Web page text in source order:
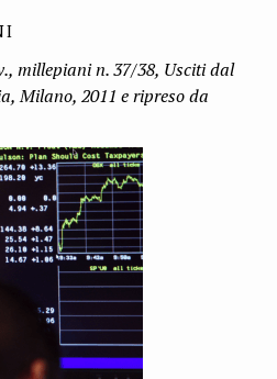
millepiani n. 37/38, Usciti dal
Milano, 2011 e ripreso da